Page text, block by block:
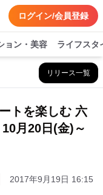
ログイン/会員登録
ョン・美容 ライフスタ
リリース一覧
トを楽しむ 六
月20日(金)～
2017年9月19日 16:15